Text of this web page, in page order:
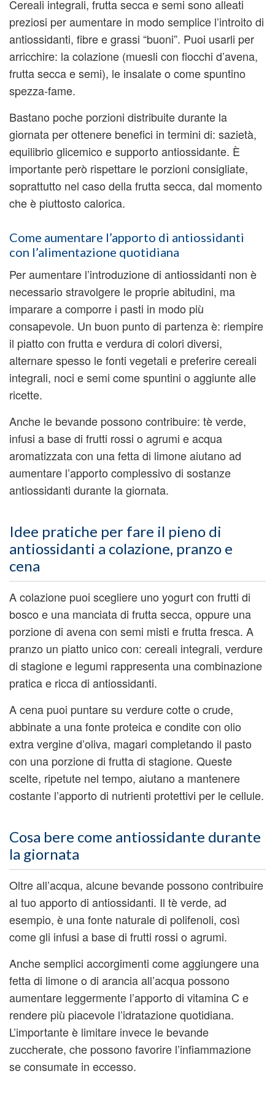
Cereali integrali, frutta secca e semi sono alleati
preziosi per aumentare in modo semplice l’introito di
antiossidanti, fibre e grassi “buoni”. Puoi usarli per
arricchire: la colazione (muesli con fiocchi d’avena,
frutta secca e semi), le insalate o come spuntino
spezza-fame.
Bastano poche porzioni distribuite durante la
giornata per ottenere benefici in termini di: sazietà,
equilibrio glicemico e supporto antiossidante. È
importante però rispettare le porzioni consigliate,
soprattutto nel caso della frutta secca, dal momento
che è piuttosto calorica.
Come aumentare l’apporto di antiossidanti
con l’alimentazione quotidiana
Per aumentare l’introduzione di antiossidanti non è
necessario stravolgere le proprie abitudini, ma
imparare a comporre i pasti in modo più
consapevole. Un buon punto di partenza è: riempire
il piatto con frutta e verdura di colori diversi,
alternare spesso le fonti vegetali e preferire cereali
integrali, noci e semi come spuntini o aggiunte alle
ricette.
Anche le bevande possono contribuire: tè verde,
infusi a base di frutti rossi o agrumi e acqua
aromatizzata con una fetta di limone aiutano ad
aumentare l’apporto complessivo di sostanze
antiossidanti durante la giornata.
Idee pratiche per fare il pieno di
antiossidanti a colazione, pranzo e
cena
A colazione puoi scegliere uno yogurt con frutti di
bosco e una manciata di frutta secca, oppure una
porzione di avena con semi misti e frutta fresca. A
pranzo un piatto unico con: cereali integrali, verdure
di stagione e legumi rappresenta una combinazione
pratica e ricca di antiossidanti.
A cena puoi puntare su verdure cotte o crude,
abbinate a una fonte proteica e condite con olio
extra vergine d’oliva, magari completando il pasto
con una porzione di frutta di stagione. Queste
scelte, ripetute nel tempo, aiutano a mantenere
costante l’apporto di nutrienti protettivi per le cellule.
Cosa bere come antiossidante durante
la giornata
Oltre all’acqua, alcune bevande possono contribuire
al tuo apporto di antiossidanti. Il tè verde, ad
esempio, è una fonte naturale di polifenoli, così
come gli infusi a base di frutti rossi o agrumi.
Anche semplici accorgimenti come aggiungere una
fetta di limone o di arancia all’acqua possono
aumentare leggermente l’apporto di vitamina C e
rendere più piacevole l’idratazione quotidiana.
L’importante è limitare invece le bevande
zuccherate, che possono favorire l’infiammazione
se consumate in eccesso.